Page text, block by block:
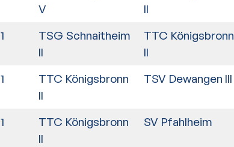
V
II
1
TSG Schnaitheim
II
TTC Königsbronn
II
1
TTC Königsbronn
II
TSV Dewangen III
1
TTC Königsbronn
II
SV Pfahlheim